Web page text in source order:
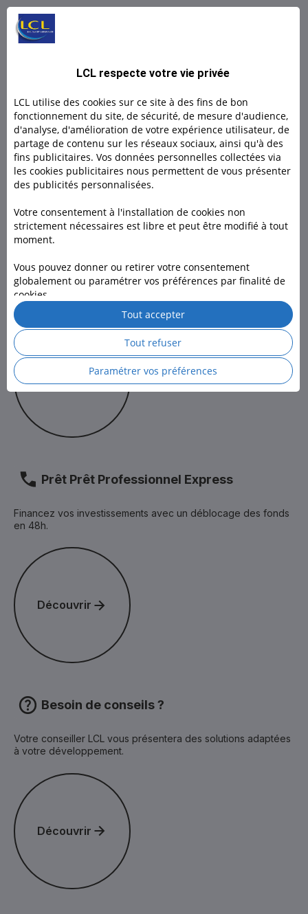
L BY LCL PRO : Un compte 100% digital
micro- entrepreneurs.
Découvrir
Découvrir
Rendez-vous dans l’une de nos 1600 agences, à domicile ou
en visio pour nous rencontrer
Découvrir
Découvrir
Prêt Prêt Professionnel Express
Financez vos investissements avec un déblocage des fonds
en 48h.
Découvrir
Découvrir
Besoin de conseils ?
Votre conseiller LCL vous présentera des solutions adaptées
à votre développement.
Découvrir
Découvrir
LCL respecte votre vie privée
LCL utilise des cookies sur ce site à des fins de bon
fonctionnement du site, de sécurité, de mesure d'audience,
d'analyse, d'amélioration de votre expérience utilisateur, de
partage de contenu sur les réseaux sociaux, ainsi qu'à des
fins publicitaires. Vos données personnelles collectées via
les cookies publicitaires nous permettent de vous présenter
des publicités personnalisées.
Votre consentement à l'installation de cookies non
strictement nécessaires est libre et peut être modifié à tout
moment.
Vous pouvez donner ou retirer votre consentement
globalement ou paramétrer vos préférences par finalité de
cookies.
Pour en savoir plus, consultez laPolitique des cookies
la
Politique de protection des données personnelles de LCL.
Paramétrer vos préférences
Tout refuser
Tout accepter